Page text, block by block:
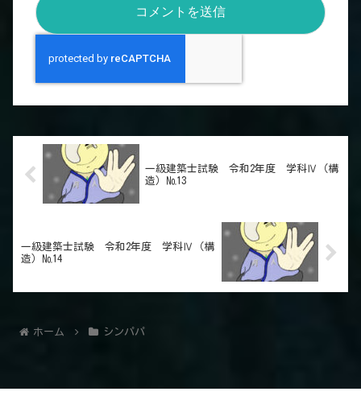
一級建築士試験 令和2年度 学科Ⅳ（構
造）№13
一級建築士試験 令和2年度 学科Ⅳ（構
造）№14
ホーム シンパパ